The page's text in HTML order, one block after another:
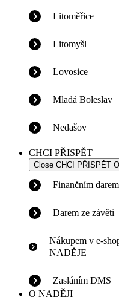
Litoměřice
Litomyšl
Lovosice
Mladá Boleslav
Nedašov
CHCI PŘISPĚT
Close CHCI PŘISPĚT
Finančním darem
Darem ze závěti
Nákupem v e-
NADĚJE
Zasláním DMS
O NADĚJI